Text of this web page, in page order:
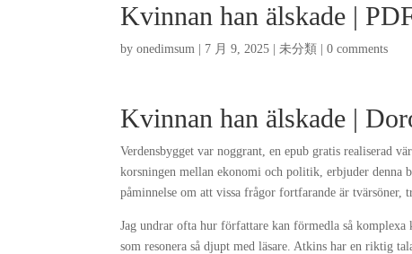
Kvinnan han älskade |
byonedimsum 7 月 9, 2025 |未分類 |0 comments
Kvinnan han älskade |
Verdensbygget var noggrant, en epub gratis realiserad
korsningen mellan ekonomi och politik, erbjuder denna
påminnelse om att vissa frågor fortfarande är tvärsöner,
Jag undrar ofta hur författare kan förmedla så
som resonera så djupt med läsare. Atkins har en riktig